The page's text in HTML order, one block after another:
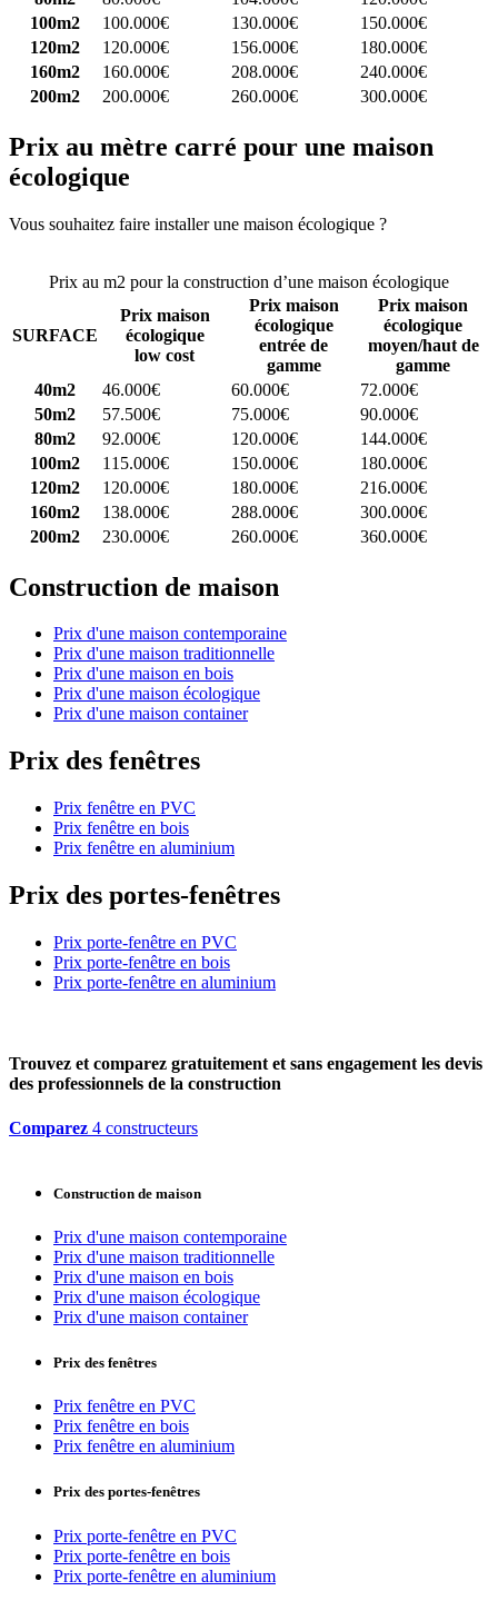
100m2
100.000€ 130.000€
150.000€
120m2
120.000€ 156.000€
180.000€
160m2
160.000€ 208.000€
240.000€
200m2
200.000€ 260.000€ 300.000€
Prix au mètre carré pour une maison
écologique
Vous souhaitez faire installer une maison écologique ?
Prix au m2 pour la construction d’une maison écologique
SURFACE
Prix maison
écologique
low cost
Prix maison
écologique
entrée de
gamme
Prix maison
écologique
moyen/haut de
gamme
40m2
46.000€ 60.000€
72.000€
50m2
57.500€ 75.000€
90.000€
80m2
92.000€ 120.000€
144.000€
100m2
115.000€ 150.000€
180.000€
120m2
120.000€ 180.000€
216.000€
160m2
138.000€ 288.000€
300.000€
200m2
230.000€ 260.000€ 360.000€
Construction de maison
Prix d'une maison contemporaine
Prix d'une maison traditionnelle
Prix d'une maison en bois
Prix d'une maison écologique
Prix d'une maison container
Prix des fenêtres
Prix fenêtre en PVC
Prix fenêtre en bois
Prix fenêtre en aluminium
Prix des portes-fenêtres
Prix porte-fenêtre en PVC
Prix porte-fenêtre en bois
Prix porte-fenêtre en aluminium
Trouvez et comparez gratuitement et sans engagement les devis
des professionnels de la construction
Comparez 4 constructeurs
Construction de maison
Prix d'une maison contemporaine
Prix d'une maison traditionnelle
Prix d'une maison en bois
Prix d'une maison écologique
Prix d'une maison container
Prix des fenêtres
Prix fenêtre en PVC
Prix fenêtre en bois
Prix fenêtre en aluminium
Prix des portes-fenêtres
Prix porte-fenêtre en PVC
Prix porte-fenêtre en bois
Prix porte-fenêtre en aluminium